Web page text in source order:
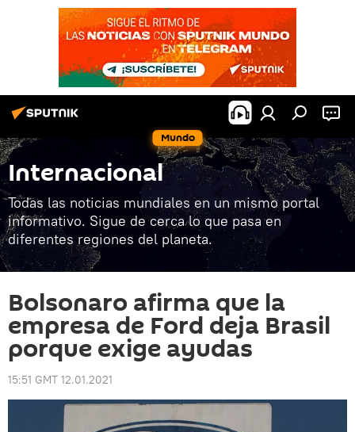
Mundo
Internacional
Todas las noticias mundiales en un mismo portal
informativo. Sigue de cerca lo que pasa en
diferentes regiones del planeta.
Bolsonaro afirma que la
empresa de Ford deja Brasil
porque exige ayudas
15:51 GMT 12.01.2021